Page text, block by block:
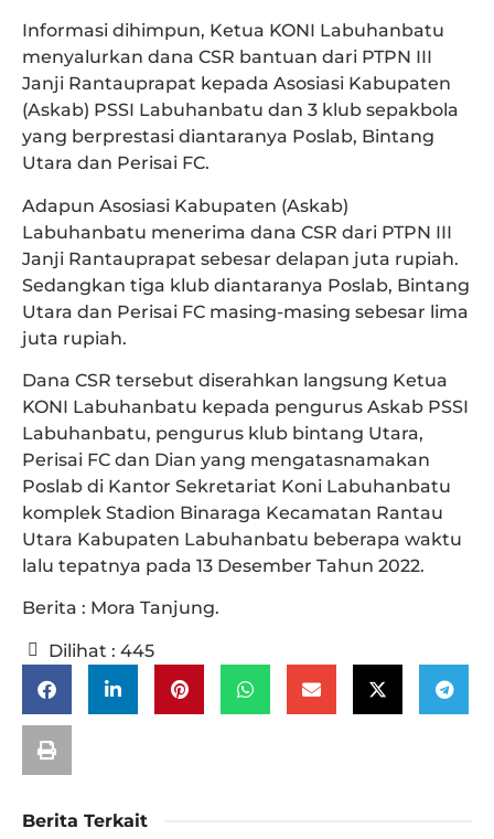
Informasi dihimpun, Ketua KONI Labuhanbatu
menyalurkan dana CSR bantuan dari PTPN III
Janji Rantauprapat kepada Asosiasi Kabupaten
(Askab) PSSI Labuhanbatu dan 3 klub sepakbola
yang berprestasi diantaranya Poslab, Bintang
Utara dan Perisai FC.
Adapun Asosiasi Kabupaten (Askab)
Labuhanbatu menerima dana CSR dari PTPN III
Janji Rantauprapat sebesar delapan juta rupiah.
Sedangkan tiga klub diantaranya Poslab, Bintang
Utara dan Perisai FC masing-masing sebesar lima
juta rupiah.
Dana CSR tersebut diserahkan langsung Ketua
KONI Labuhanbatu kepada pengurus Askab PSSI
Labuhanbatu, pengurus klub bintang Utara,
Perisai FC dan Dian yang mengatasnamakan
Poslab di Kantor Sekretariat Koni Labuhanbatu
komplek Stadion Binaraga Kecamatan Rantau
Utara Kabupaten Labuhanbatu beberapa waktu
lalu tepatnya pada 13 Desember Tahun 2022.
Berita : Mora Tanjung.
Dilihat : 445
Berita Terkait